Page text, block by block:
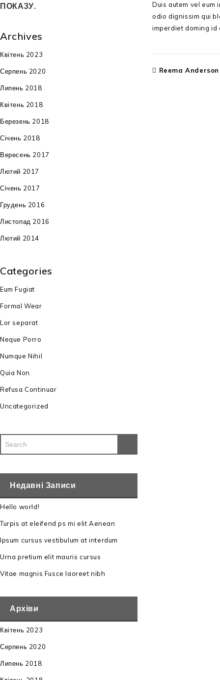
Duis autem vel
odio dignissim qui
imperdiet doming id
Reema Anderson
ПОКАЗУ.
Archives
Квітень 2023
Серпень 2020
Липень 2018
Квітень 2018
Березень 2018
Січень 2018
Вересень 2017
Лютий 2017
Січень 2017
Грудень 2016
Листопад 2016
Лютий 2014
Categories
Eum Fugiat
Formal Wear
Lor separat
Neque Porro
Numque Nihil
Quia Non
Refusa Continuar
Uncategorized
Недавні Записи
Hello world!
Turpis at eleifend ps mi elit Aenean
Ipsum cursus vestibulum at interdum
Urna pretium elit mauris cursus
Vitae magnis Fusce laoreet nibh
Архіви
Квітень 2023
Серпень 2020
Липень 2018